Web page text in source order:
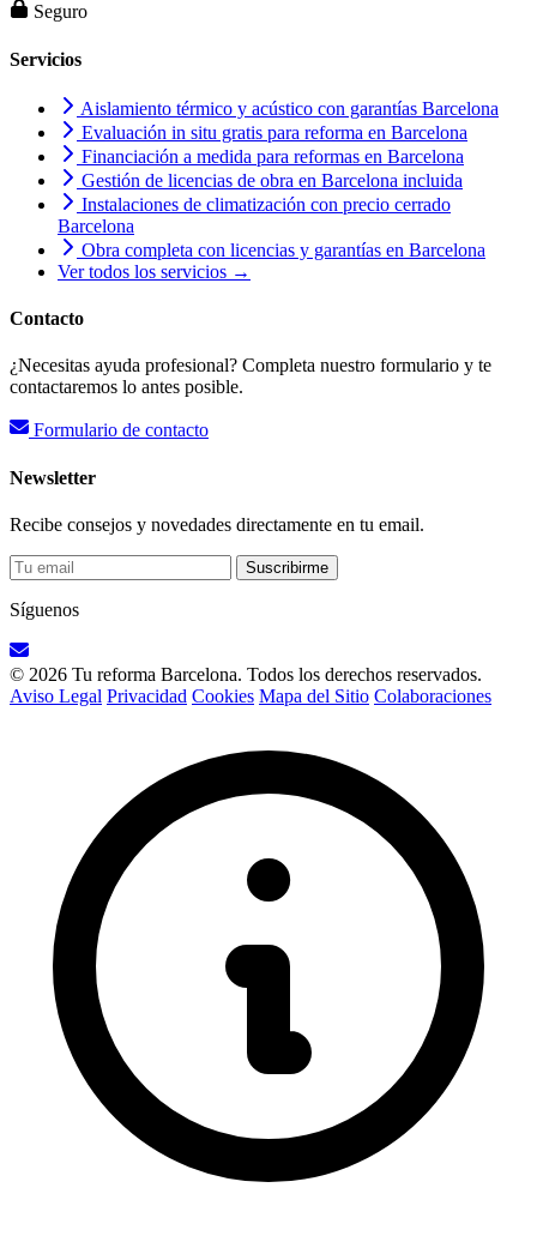
Seguro
Servicios
Aislamiento térmico y acústico con garantías Barcelona
Evaluación in situ gratis para reforma en Barcelona
Financiación a medida para reformas en Barcelona
Gestión de licencias de obra en Barcelona incluida
Instalaciones de climatización con precio cerrado
Barcelona
Obra completa con licencias y garantías en Barcelona
Ver todos los servicios →
Contacto
¿Necesitas ayuda profesional? Completa nuestro formulario y te
contactaremos lo antes posible.
Formulario de contacto
Newsletter
Recibe consejos y novedades directamente en tu email.
Suscribirme
Síguenos
© 2026 Tu reforma Barcelona. Todos los derechos reservados.
Aviso Legal Privacidad Cookies Mapa del Sitio Colaboraciones